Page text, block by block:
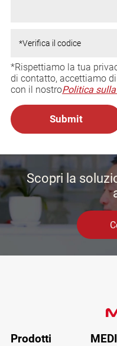
*Rispettiamo la tua
di contatto, accettiamo
con il nostroPolitica
Scopri la
Prodotti